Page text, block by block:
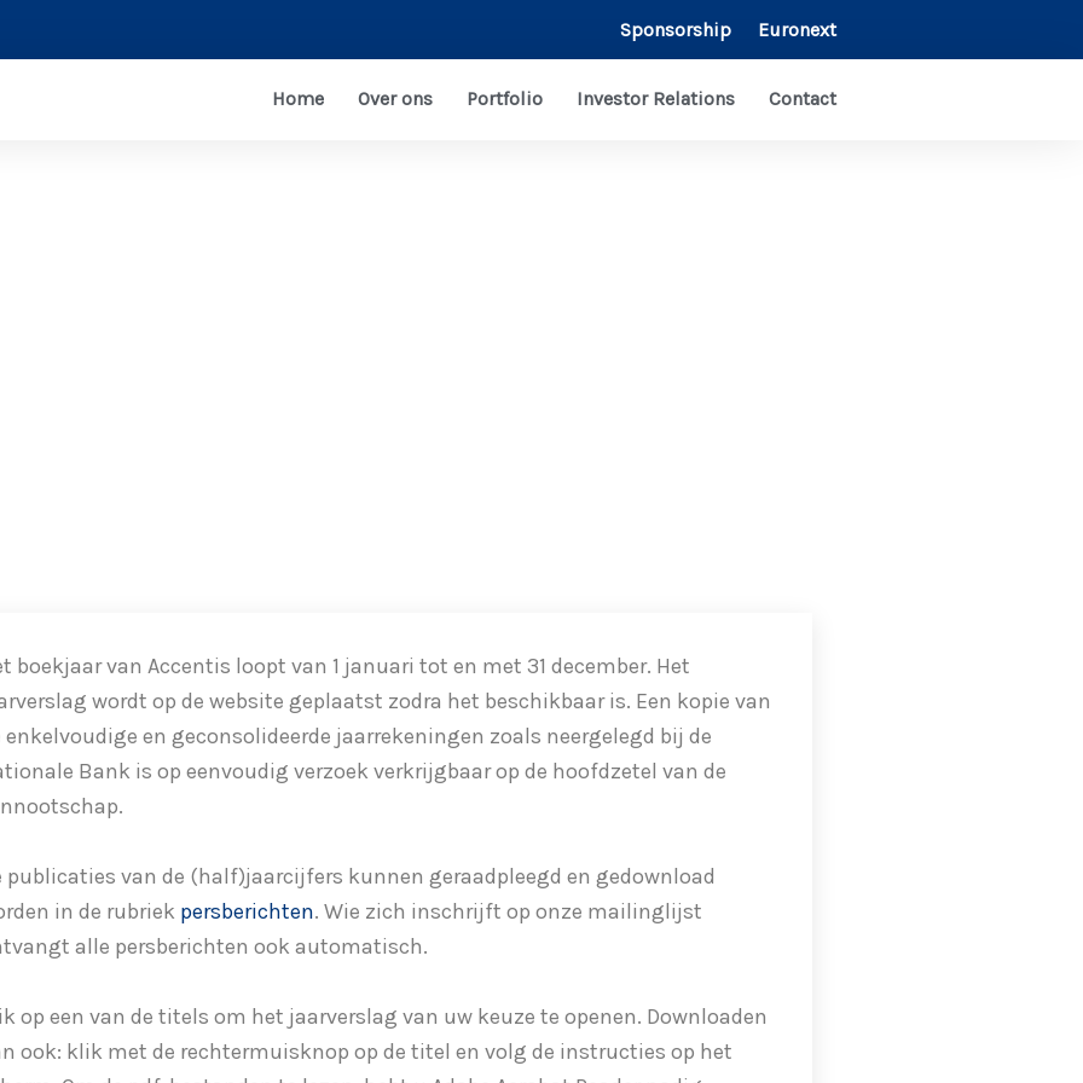
Sponsorship Euronext
Home Over ons Portfolio Investor Relations Contact
boekjaar van Accentis loopt van 1 januari tot en met 31 december. Het
wordt op de website geplaatst zodra het beschikbaar is. Een kopie van
enkelvoudige en geconsolideerde jaarrekeningen zoals neergelegd bij de
Bank is op eenvoudig verzoek verkrijgbaar op de hoofdzetel van de
publicaties van de (half)jaarcijfers kunnen geraadpleegd en gedownload
in de rubriek persberichten. Wie zich inschrijft op onze mailinglijst
alle persberichten ook automatisch.
op een van de titels om het jaarverslag van uw keuze te openen. Downloaden
ook: klik met de rechtermuisknop op de titel en volg de instructies op het